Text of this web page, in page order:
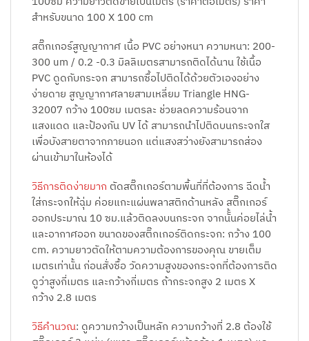
สำหรับขนาด 100 X 100 cm
สติ๊กเกอร์สูญญากาศ เนื้อ PVC อย่างหนา ความหนา: 200-
300 um / 0.2 -0.3 มิลลิเมตรสามารถติดได้นาน ใช้เนื้อ
PVC ดูดกับกระจก สามารถซื้อไปติดได้ด้วยตัวเองอย่าง
ง่ายดาย สูญญากาศลายสามเหลี่ยม Triangle HNG-
32007 กว้าง 100ซม เมตรละ ช่วยลดความร้อนจาก
แสงแดด และป้องกัน UV ได้ สามารถนำไปติดบนกระจกใส
เพื่อบังสายตาจากภายนอก แต่แสงสว่างยังสามารถส่อง
ผ่านเข้ามาในห้องได้
วิธีการติดง่ายมาก ตัดสติ๊กเกอร์ตามพื้นที่ที่ต้องการ ฉีดน้ำ
ใส่กระจกให้ฉุ่ม ค่อยแกะแผ่นพลาสติกด้านหลัง สติ๊กเกอร์
ออกประมาณ 10 ซม.แล้วติดลงบนกระจก จากนัั้นค่อยไล่น้ำ
และอากาศออก ขนาดของสติ๊กเกอร์ติดกระจก: กว้าง 100
cm. ความยาวตัดให้ตามความต้องการของคุณ ขายเต็ม
เมตรเท่านั้น ก่อนสั่งซื้อ วัดความสูงของกระจกที่ต้องการติด
ดูว่าสูงกี่เมตร และกว้างกี่เมตร ถ้ากระจกสูง 2 เมตร X
กว้าง 2.8 เมตร
วิธีคำนวณ: ดูความกว้างเป็นหลัก ความกว้างที่ 2.8 ต้องใช้